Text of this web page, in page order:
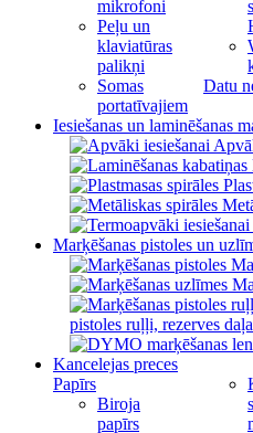
mikrofoni
Peļu un
klaviatūras
palikņi
Somas
portatīvajiem
Datu
Iesiešanas un laminēšanas
Marķēšanas pistoles un
pistoles ruļļi, rezerves
Kancelejas preces
Papīrs
Biroja
papīrs